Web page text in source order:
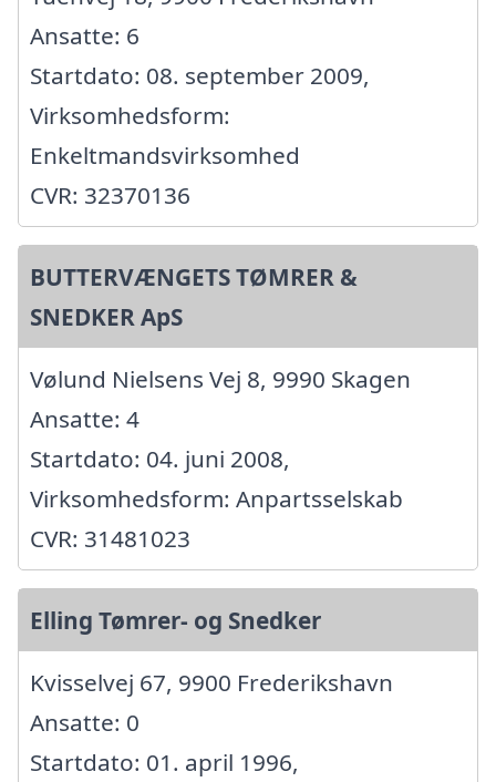
Ansatte: 6
Startdato: 08. september 2009,
Virksomhedsform:
Enkeltmandsvirksomhed
CVR: 32370136
BUTTERVÆNGETS TØMRER &
SNEDKER ApS
Vølund Nielsens Vej 8, 9990 Skagen
Ansatte: 4
Startdato: 04. juni 2008,
Virksomhedsform: Anpartsselskab
CVR: 31481023
Elling Tømrer- og Snedker
Kvisselvej 67, 9900 Frederikshavn
Ansatte: 0
Startdato: 01. april 1996,